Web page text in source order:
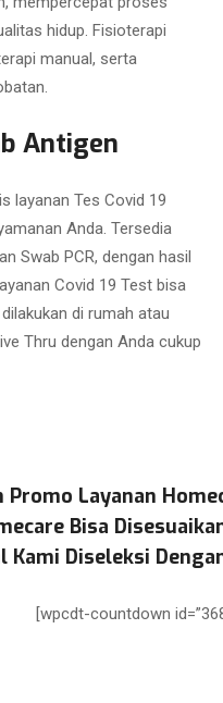
hidup. Fisioterapi
manual, serta
Antigen
layanan Tes Covid 19
Anda. Tersedia
Swab PCR, dengan hasil
Covid 19 Test bisa
di rumah atau
Thru dengan Anda cukup
Promo Layanan
Bisa
Diseleksi
[wpcdt-countdown